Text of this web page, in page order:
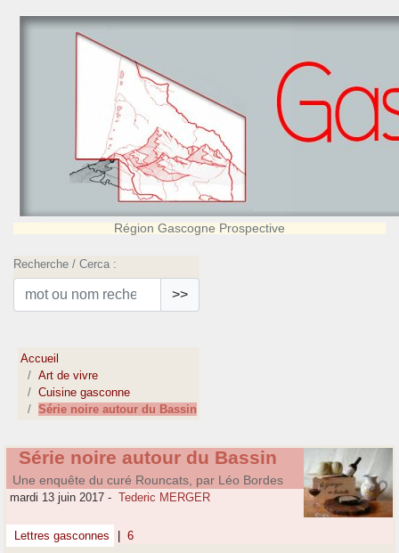
Région Gascogne Prospective
Recherche / Cerca :
>>
Accueil
Art de vivre
Cuisine gasconne
Série noire autour du Bassin
Série noire autour du Bassin
Une enquête du curé Rouncats, par Léo Bordes
mardi 13 juin 2017 - Tederic MERGER
Lettres gasconnes 6